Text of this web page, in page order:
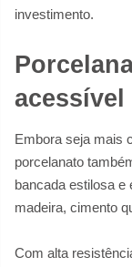
investimento.
acessível
Embora seja mais
porcelanato
bancada estilosa e
madeira, cimento
Com alta